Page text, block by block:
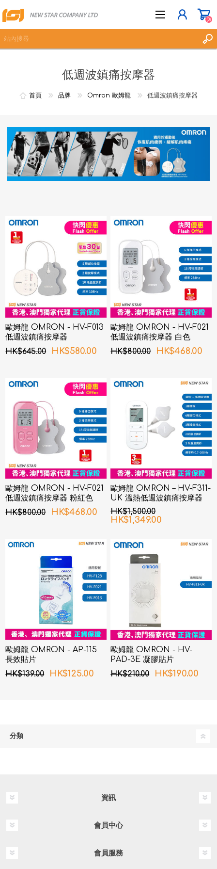
登入
(0)
低週波鎮痛按摩器
首頁 品牌 Omron 歐姆龍 低週波鎮痛按摩器
歐姆龍 OMRON - HV-F013
低週波鎮痛按摩器
HK$645.00
HK$580.00
歐姆龍 OMRON - HV-F021
低週波鎮痛按摩器 白色
HK$800.00
HK$468.00
歐姆龍 OMRON - HV-F021
低週波鎮痛按摩器 粉紅色
HK$800.00
HK$468.00
歐姆龍 OMRON – HV-F311-
UK 溫熱低週波鎮痛按摩器
HK$1,500.00
HK$1,349.00
歐姆龍 OMRON - AP-115
長效貼片
HK$139.00
HK$125.00
歐姆龍 OMRON - HV-
PAD-3E 凝膠貼片
HK$210.00
HK$190.00
分類
資訊
會員中心
會員服務